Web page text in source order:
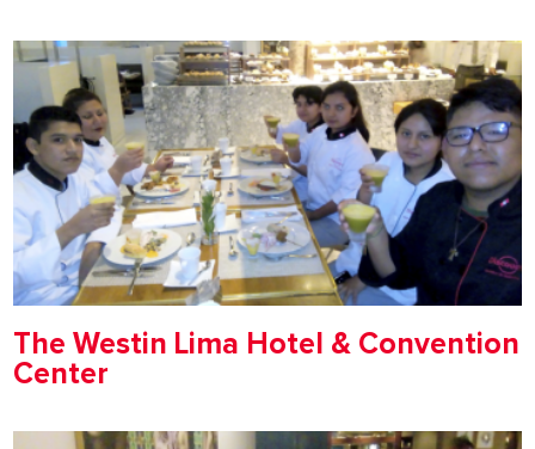
The Westin Lima Hotel & Convention
Center